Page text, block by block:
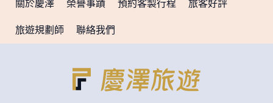
業夥伴處取得個人資料。
身份證字號、電子郵件、出生日期、性別、行業等相關資料，
當您註冊成功，並登入使用我們的服務後，我們即取得您的資
號、電子郵件、出生日期、性別、行業等相關資料，當您註冊
成功，並登入使用我們的服務後，本網站即取得您的資料。
其他除了上述，會保留您在上網瀏覽或查詢時，伺服器自行產
關於慶澤 榮譽事蹟 預約客製行程 旅客好評
旅遊規劃師 聯絡我們